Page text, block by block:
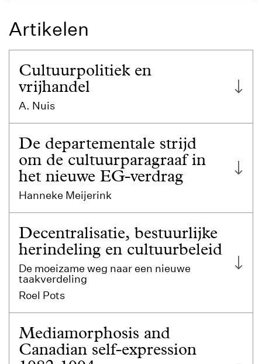
Artikelen
Cultuurpolitiek en
vrijhandel
A. Nuis
De departementale strijd
om de cultuurparagraaf in
het nieuwe EG-verdrag
Hanneke Meijerink
Decentralisatie, bestuurlijke
herindeling en cultuurbeleid
De moeizame weg naar een nieuwe
taakverdeling
Roel Pots
Mediamorphosis and
Canadian self-expression